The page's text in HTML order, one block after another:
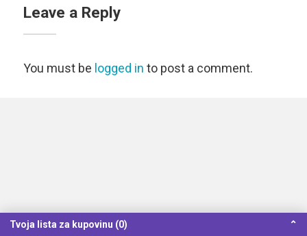
Leave a Reply
You must be logged in to post a comment.
Tvoja lista za kupovinu (0) ⌃